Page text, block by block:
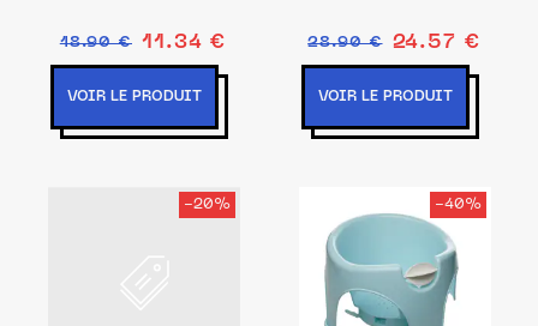
18.90 € 11.34 €
VOIR LE PRODUIT
28.90 € 24.57 €
VOIR LE PRODUIT
-20% -40%